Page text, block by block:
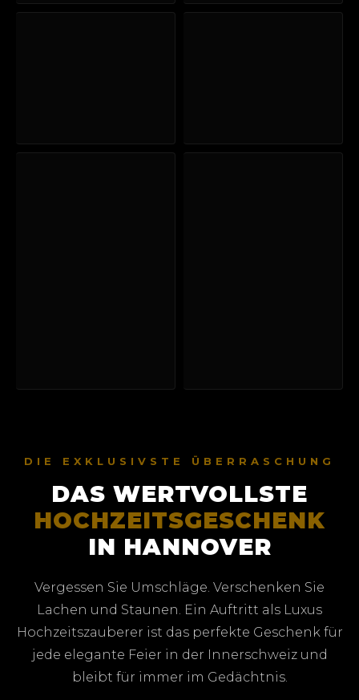
DIE EXKLUSIVSTE ÜBERRASCHUNG
DAS WERTVOLLSTE
HOCHZEITSGESCHENK
IN HANNOVER
Vergessen Sie Umschläge. Verschenken Sie
Lachen und Staunen. Ein Auftritt als Luxus
Hochzeitszauberer ist das perfekte Geschenk für
jede elegante Feier in der Innerschweiz und
bleibt für immer im Gedächtnis.